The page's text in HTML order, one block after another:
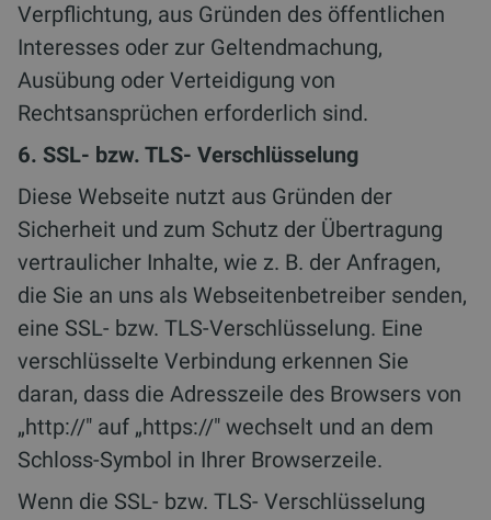
Verpflichtung, aus Gründen des öffentlichen
Interesses oder zur Geltendmachung,
Ausübung oder Verteidigung von
Rechtsansprüchen erforderlich sind.
6. SSL- bzw. TLS- Verschlüsselung
Diese Webseite nutzt aus Gründen der
Sicherheit und zum Schutz der Übertragung
vertraulicher Inhalte, wie z. B. der Anfragen,
die Sie an uns als Webseitenbetreiber senden,
eine SSL- bzw. TLS-Verschlüsselung. Eine
verschlüsselte Verbindung erkennen Sie
daran, dass die Adresszeile des Browsers von
„http://" auf „https://" wechselt und an dem
Schloss-Symbol in Ihrer Browserzeile.
Wenn die SSL- bzw. TLS- Verschlüsselung